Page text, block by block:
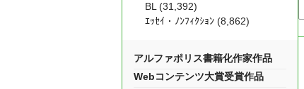
BL (31,392)
ｴｯｾｲ・ﾉﾝﾌｨｸｼｮﾝ (8,862)
アルファポリス書籍化作家作品
Webコンテンツ大賞受賞作品